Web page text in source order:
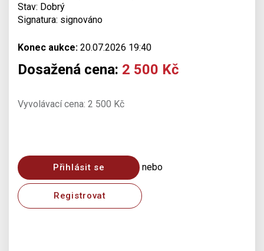
Stav: Dobrý
Signatura: signováno
Konec aukce: 20.07.2026 19:40
Dosažená cena: 2 500 Kč
Vyvolávací cena: 2 500 Kč
Přihlásit se nebo
Registrovat